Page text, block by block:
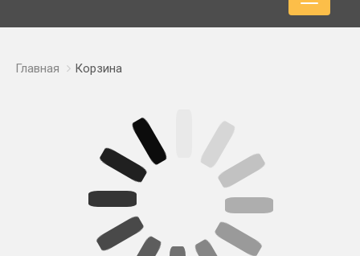
Главная Корзина